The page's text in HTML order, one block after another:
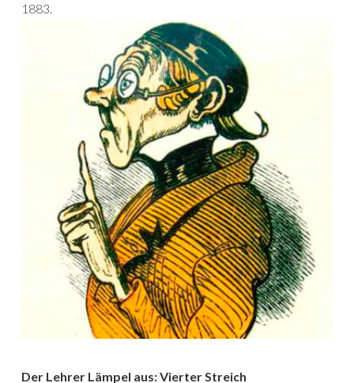
1883.
Der Lehrer Lämpel aus: Vierter Streich